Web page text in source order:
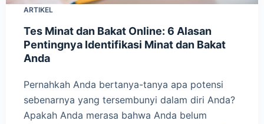
ARTIKEL
Tes Minat dan Bakat Online: 6 Alasan
Pentingnya Identifikasi Minat dan Bakat
Anda
Pernahkah Anda bertanya-tanya apa potensi
sebenarnya yang tersembunyi dalam diri Anda?
Apakah Anda merasa bahwa Anda belum